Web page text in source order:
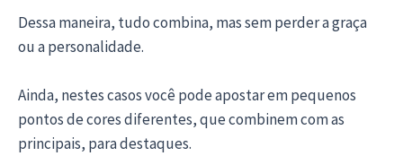
Dessa maneira, tudo combina, mas sem perder a graça
ou a personalidade.
Ainda, nestes casos você pode apostar em pequenos
pontos de cores diferentes, que combinem com as
principais, para destaques.